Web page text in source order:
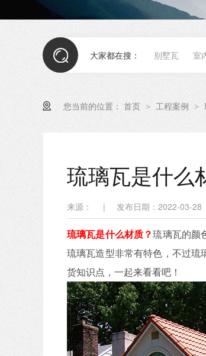
大家都在搜： 别墅瓦 室
您当前的位置： 首页 > 工程案例 >
琉璃瓦是什么
来源： | 发布日期：2022-03-28
琉璃瓦是什么材质？琉璃瓦的颜
琉璃瓦造型非常有特色，不过
货知识点，一起来看看吧！